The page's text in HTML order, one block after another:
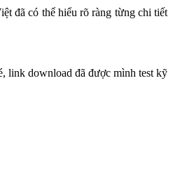
đã có thể hiểu rõ ràng từng chi tiết
link download đã được mình test kỹ